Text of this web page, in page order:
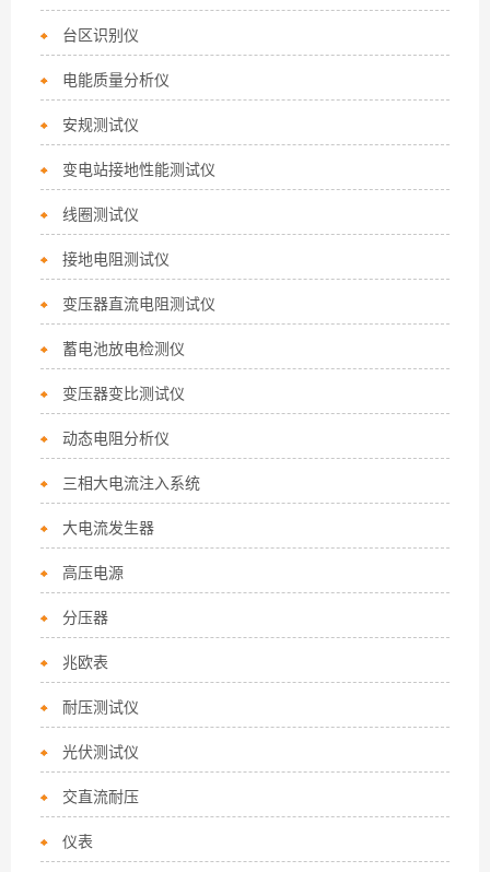
台区识别仪
电能质量分析仪
安规测试仪
变电站接地性能测试仪
线圈测试仪
接地电阻测试仪
变压器直流电阻测试仪
蓄电池放电检测仪
变压器变比测试仪
动态电阻分析仪
三相大电流注入系统
大电流发生器
高压电源
分压器
兆欧表
耐压测试仪
光伏测试仪
交直流耐压
仪表